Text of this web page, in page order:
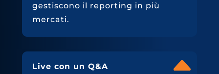
gestiscono il reporting in più
mercati.
Live con un Q&A